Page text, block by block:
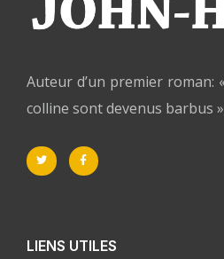
Auteur d’un premier roman:
colline sont devenus barbus »
LIENS UTILES